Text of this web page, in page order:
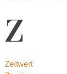
Z
Zeitwert